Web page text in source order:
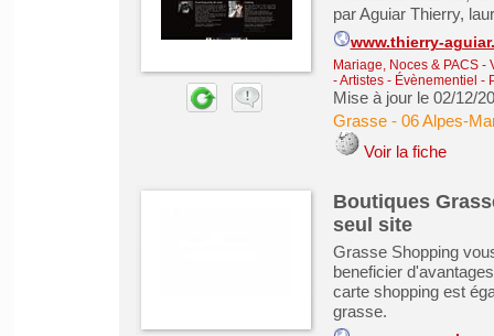
par Aguiar Thierry,
www.thierry-
Mariage, Noces & PACS-
- Artistes - Évènementiel -
Mise à jour le 02/12/
Grasse- 06 Alpes-
Voir la fiche
Boutiques
seul site
Grasse Shopping
beneficier
carte shopping est
grasse.